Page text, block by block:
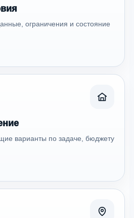
ограничения и состояние
варианты по задаче, бюджету